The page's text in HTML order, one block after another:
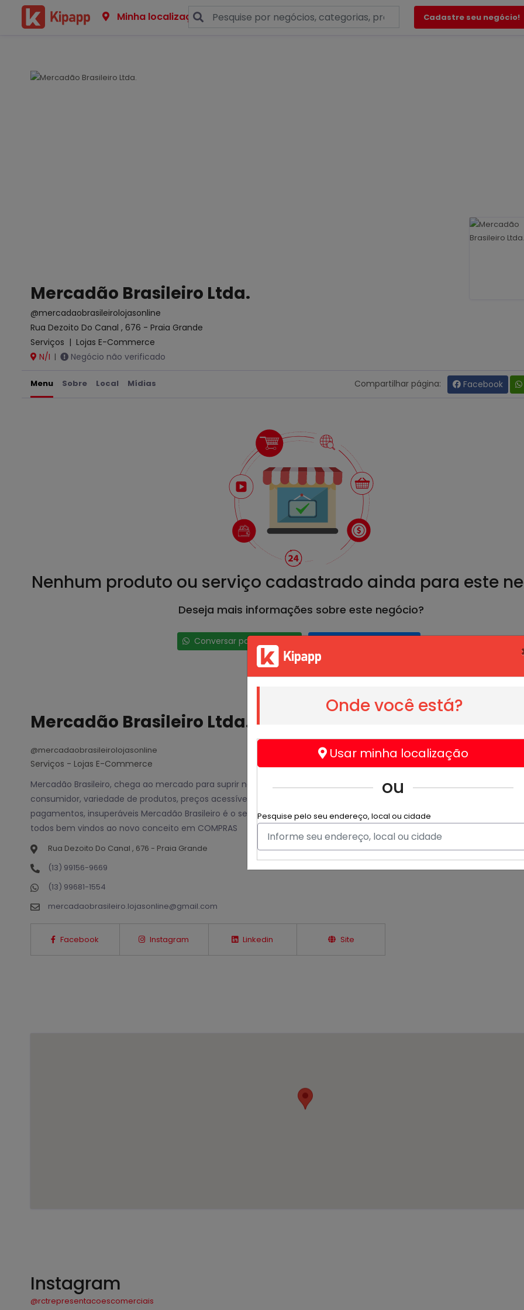
Onde você está?
Usar minha localização
ou
Pesquise pelo seu endereço, local ou cidade
Minha localização Cadastre seu negócio!
Mercadão Brasileiro Ltda.
@mercadaobrasileirolojasonline
Rua Dezoito Do Canal , 676 - Praia Grande
Serviços | Lojas E-Commerce
N/I | Negócio não verificado
Menu Sobre Local Mídias Compartilhar página: Facebook
Nenhum produto ou serviço cadastrado ainda para este
Deseja mais informações sobre este negócio?
Conversar por WhatsApp
Mercadão Brasileiro Ltda.
@mercadaobrasileirolojasonline
Serviços - Lojas E-Commerce
Mercadão Brasileiro, chega ao mercado para suprir nescessidades ,opções e trazer ao
consumidor, variedade de produtos, preços acessíveis com condições de
pagamentos, insuperáveis Mercadão Brasileiro é o seu local de compras online, sejam
todos bem vindos ao novo conceito em COMPRAS
Rua Dezoito Do Canal , 676 - Praia Grande
(13) 99156-9669
(13) 99681-1554
mercadaobrasileiro.lojasonline@gmail.com
Facebook Instagram Linkedin Site
Horário de
Hoje
Instagram
@rctrepresentacoescomerciais